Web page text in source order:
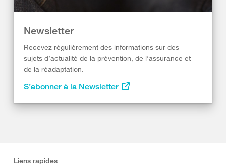
Newsletter
Recevez régulièrement des informations sur des
sujets d’actualité de la prévention, de l’assurance et
de la réadaptation.
S’abonner à la Newsletter
Liens rapides